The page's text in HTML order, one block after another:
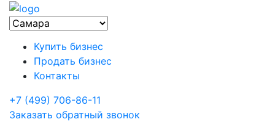
Купить бизнес
Продать бизнес
Контакты
+7 (499) 706-86-11
Заказать обратный звонок